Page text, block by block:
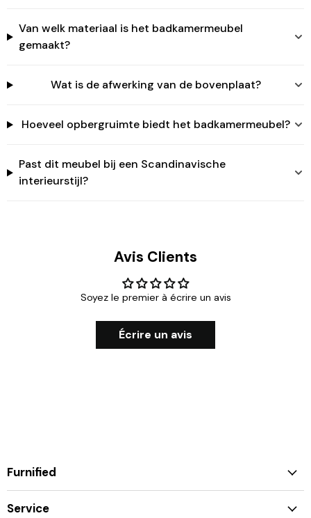
Van welk materiaal is het badkamermeubel
gemaakt?
Wat is de afwerking van de bovenplaat?
Hoeveel opbergruimte biedt het badkamermeubel?
Past dit meubel bij een Scandinavische
interieurstijl?
Avis Clients
Soyez le premier à écrire un avis
Écrire un avis
Furnified
Service